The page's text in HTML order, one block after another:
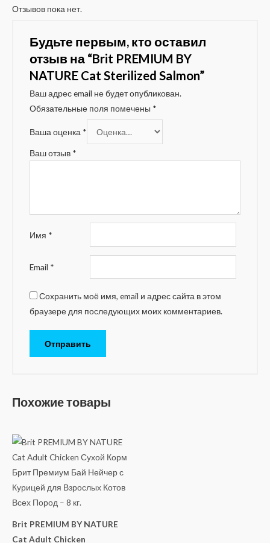
Отзывов пока нет.
Будьте первым, кто оставил
отзыв на “Brit PREMIUM BY
NATURE Cat Sterilized Salmon”
Ваш адрес email не будет опубликован.
Обязательные поля помечены *
Ваша оценка *
Ваш отзыв *
Имя *
Email *
Сохранить моё имя, email и адрес сайта в этом
браузере для последующих моих комментариев.
Похожие товары
Brit PREMIUM BY NATURE
Cat Adult Chicken